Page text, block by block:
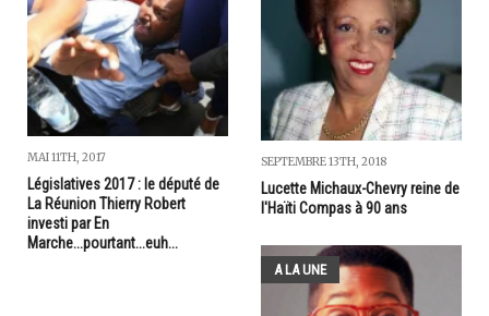
MAI 11TH, 2017
Législatives 2017 : le député de
La Réunion Thierry Robert
investi par En
Marche...pourtant...euh...
SEPTEMBRE 13TH, 2018
Lucette Michaux-Chevry reine de
l'Haïti Compas à 90 ans
A LA UNE